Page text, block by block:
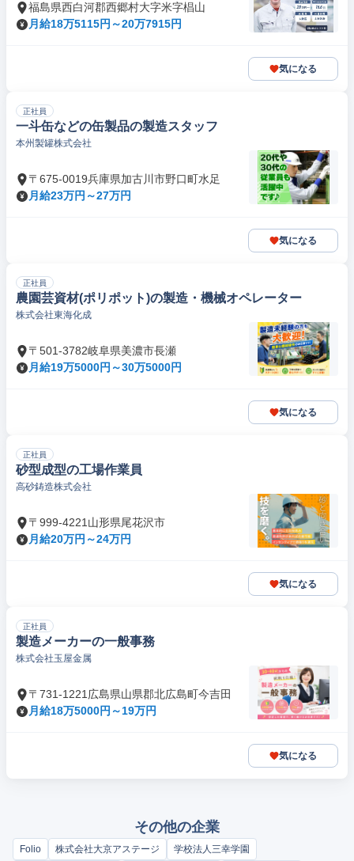
福島県西白河郡西郷村大字米字椙山
月給18万5115円～20万7915円
気になる
正社員
一斗缶などの缶製品の製造スタッフ
本州製罐株式会社
〒675-0019兵庫県加古川市野口町水足
月給23万円～27万円
気になる
正社員
農園芸資材(ポリポット)の製造・機械オペレーター
株式会社東海化成
〒501-3782岐阜県美濃市長瀬
月給19万5000円～30万5000円
気になる
正社員
砂型成型の工場作業員
高砂鋳造株式会社
〒999-4221山形県尾花沢市
月給20万円～24万円
気になる
正社員
製造メーカーの一般事務
株式会社玉屋金属
〒731-1221広島県山県郡北広島町今吉田
月給18万5000円～19万円
気になる
その他の企業
Folio 株式会社大京アステージ 学校法人三幸学園